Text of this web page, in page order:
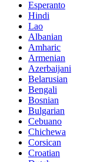
Esperanto
Hindi
Lao
Albanian
Amharic
Armenian
Azerbaijani
Belarusian
Bengali
Bosnian
Bulgarian
Cebuano
Chichewa
Corsican
Croatian